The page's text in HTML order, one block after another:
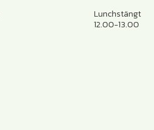
Lunchstängt
12.00-13.00